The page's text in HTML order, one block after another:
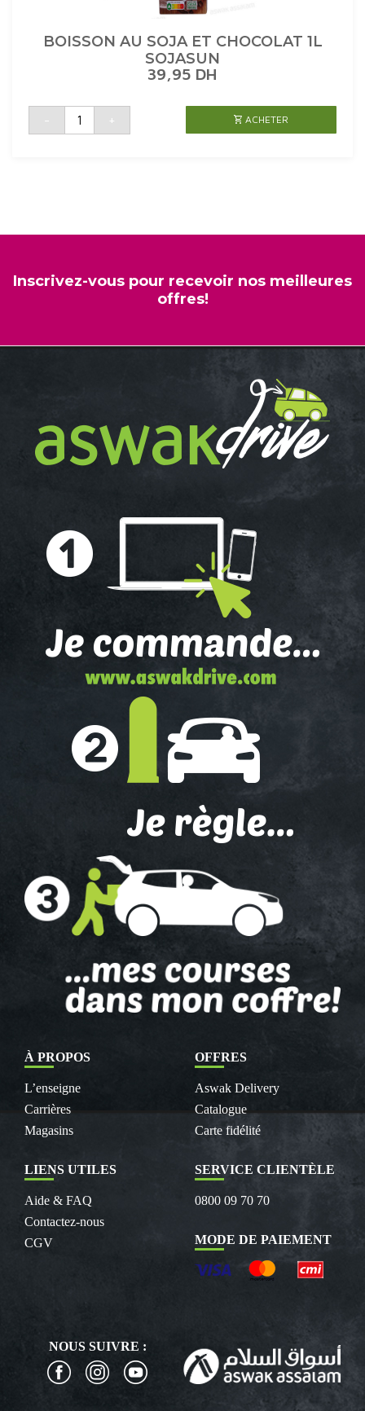
BOISSON AU SOJA ET CHOCOLAT 1L
SOJASUN
39,95 DH
-
quantité
BOISSON
+ ACHETER
Inscrivez-vous pour recevoir nos meilleures
offres!
À PROPOS
L’enseigne
Carrières
Magasins
OFFRES
Aswak Delivery
Catalogue
Carte fidélité
LIENS UTILES
Aide & FAQ
Contactez-nous
CGV
SERVICE CLIENTÈLE
0800 09 70 70
MODE DE PAIEMENT
NOUS SUIVRE :